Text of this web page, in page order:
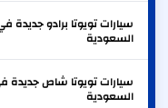
سيارات تويوتا برادو جديدة
السعودية
سيارات تويوتا شاص جديدة
السعودية